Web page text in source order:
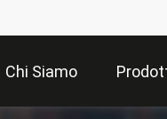
Chi Siamo